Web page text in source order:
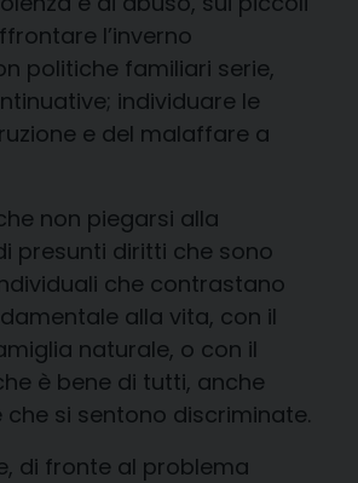
l’inverno
politiche familiari serie,
individuare le
e del malaffare a
non piegarsi alla
presunti diritti che sono
che contrastano
alla vita, con il
naturale, o con il
è bene di tutti, anche
che si sentono discriminate.
di fronte al problema